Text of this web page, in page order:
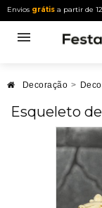
Envios grátis a partir de
Decoração >
Esqueleto